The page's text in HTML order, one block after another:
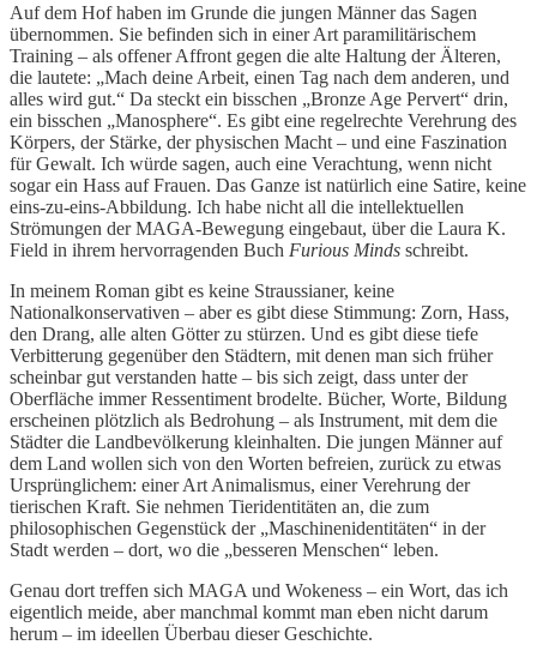
Auf dem Hof haben im Grunde die jungen Männer das Sagen
übernommen. Sie befinden sich in einer Art paramilitärischem
Training – als offener Affront gegen die alte Haltung der Älteren,
die lautete: „Mach deine Arbeit, einen Tag nach dem anderen, und
alles wird gut.“ Da steckt ein bisschen „Bronze Age Pervert“ drin,
ein bisschen „Manosphere“. Es gibt eine regelrechte Verehrung des
Körpers, der Stärke, der physischen Macht – und eine Faszination
für Gewalt. Ich würde sagen, auch eine Verachtung, wenn nicht
sogar ein Hass auf Frauen. Das Ganze ist natürlich eine Satire, keine
eins-zu-eins-Abbildung. Ich habe nicht all die intellektuellen
Strömungen der MAGA-Bewegung eingebaut, über die Laura K.
Field in ihrem hervorragenden Buch Furious Minds schreibt.
In meinem Roman gibt es keine Straussianer, keine
Nationalkonservativen – aber es gibt diese Stimmung: Zorn, Hass,
den Drang, alle alten Götter zu stürzen. Und es gibt diese tiefe
Verbitterung gegenüber den Städtern, mit denen man sich früher
scheinbar gut verstanden hatte – bis sich zeigt, dass unter der
Oberfläche immer Ressentiment brodelte. Bücher, Worte, Bildung
erscheinen plötzlich als Bedrohung – als Instrument, mit dem die
Städter die Landbevölkerung kleinhalten. Die jungen Männer auf
dem Land wollen sich von den Worten befreien, zurück zu etwas
Ursprünglichem: einer Art Animalismus, einer Verehrung der
tierischen Kraft. Sie nehmen Tieridentitäten an, die zum
philosophischen Gegenstück der „Maschinenidentitäten“ in der
Stadt werden – dort, wo die „besseren Menschen“ leben.
Genau dort treffen sich MAGA und Wokeness – ein Wort, das ich
eigentlich meide, aber manchmal kommt man eben nicht darum
herum – im ideellen Überbau dieser Geschichte.